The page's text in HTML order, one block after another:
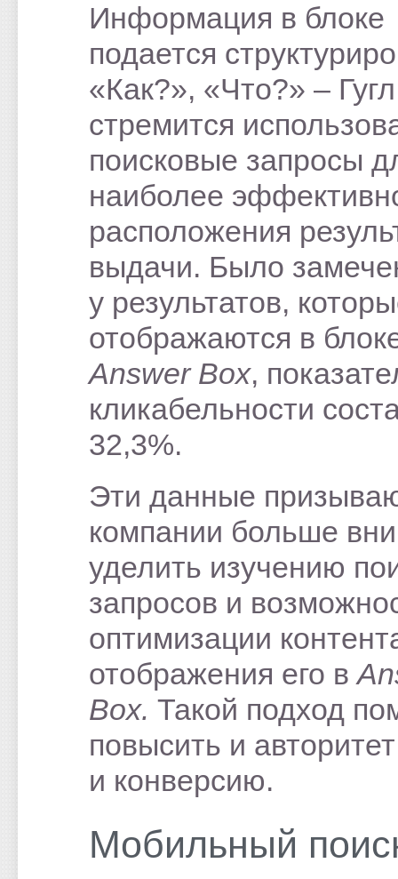
Информация в блоке
подается
«Как?», «Что?» – Гугл
стремится
поисковые запросы
наиболее
расположения
выдачи. Было
у результатов,
отображаются в
Answer Box,
кликабельности
32,3%.
Эти данные
компании больше
уделить изучению
запросов и
оптимизации
отображения его в
Box. Такой подход
повысить и
и конверсию.
Мобильный